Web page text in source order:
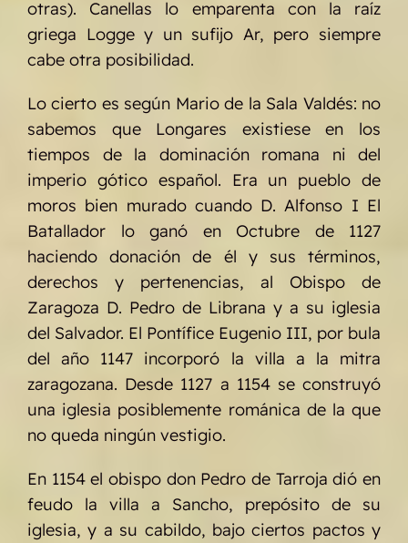
otras). Canellas lo emparenta con la raíz
griega Logge y un sufijo Ar, pero siempre
cabe otra posibilidad.
Lo cierto es según Mario de la Sala Valdés: no
sabemos que Longares existiese en los
tiempos de la dominación romana ni del
imperio gótico español. Era un pueblo de
moros bien murado cuando D. Alfonso I El
Batallador lo ganó en Octubre de 1127
haciendo donación de él y sus términos,
derechos y pertenencias, al Obispo de
Zaragoza D. Pedro de Librana y a su iglesia
del Salvador. El Pontífice Eugenio III, por bula
del año 1147 incorporó la villa a la mitra
zaragozana. Desde 1127 a 1154 se construyó
una iglesia posiblemente románica de la que
no queda ningún vestigio.
En 1154 el obispo don Pedro de Tarroja dió en
feudo la villa a Sancho, prepósito de su
iglesia, y a su cabildo, bajo ciertos pactos y